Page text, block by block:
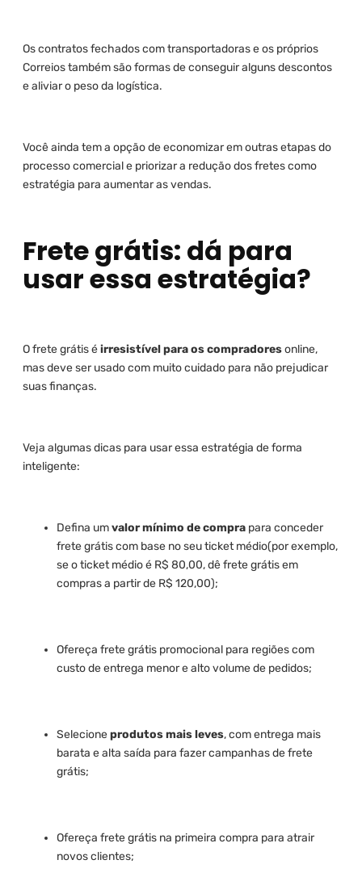
Os contratos fechados com transportadoras e os próprios
Correios também são formas de conseguir alguns descontos
e aliviar o peso da logística.
Você ainda tem a opção de economizar em outras etapas do
processo comercial e priorizar a redução dos fretes como
estratégia para aumentar as vendas.
Frete grátis: dá para
usar essa estratégia?
O frete grátis éirresistível para os compradoresonline,
mas deve ser usado com muito cuidado para não prejudicar
suas finanças.
Veja algumas dicas para usar essa estratégia de forma
inteligente:
Defina umvalor mínimo de compra para conceder
frete grátis com base no seu ticket médio(por exemplo,
se o ticket médio é R$ 80,00, dê frete grátis em
compras a partir de R$ 120,00);
Ofereça frete grátis promocional para regiões com
custo de entrega menor e alto volume de pedidos;
Selecioneprodutos mais leves, com entrega mais
barata e alta saída para fazer campanhas de frete
grátis;
Ofereça frete grátis na primeira compra para atrair
novos clientes;